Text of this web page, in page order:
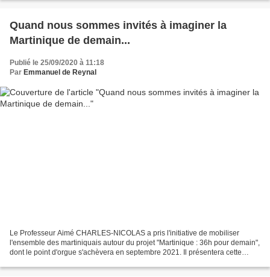
Quand nous sommes invités à imaginer la
Martinique de demain...
Publié le 25/09/2020 à 11:18
Par Emmanuel de Reynal
Le Professeur Aimé CHARLES-NICOLAS a pris l'initiative de mobiliser
l'ensemble des martiniquais autour du projet "Martinique : 36h pour demain",
dont le point d'orgue s'achèvera en septembre 2021. Il présentera cette